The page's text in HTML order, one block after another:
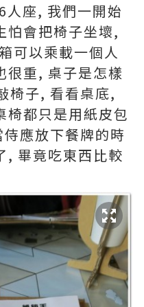
人座, 我們一開始
怕會把椅子坐壞,
可以乘載一個人
很重, 桌子是怎樣
椅子, 看看桌底,
椅都只是用紙皮包
應放下餐牌的時
, 畢竟吃東西比較